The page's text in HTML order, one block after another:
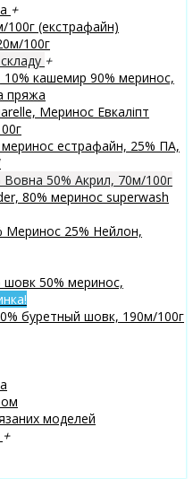
+
(екстрафайн)
100г
+
кашемир 90% меринос,
пряжа
Меринос Евкаліпт
естрафайн, 25% ПА,
50% Акрил, 70м/100г
80% меринос superwash
25% Нейлон,
50% меринос,
буретный шовк, 190м/100г
моделей
+